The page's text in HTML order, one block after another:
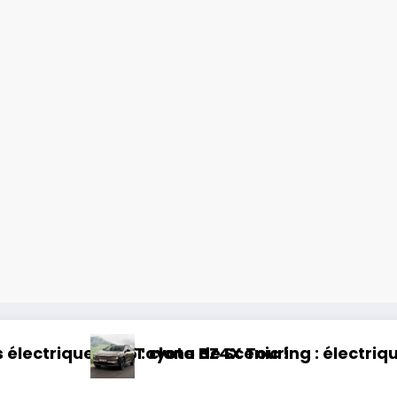
: électrique et baroudeur !Essai Swapa ZIP :